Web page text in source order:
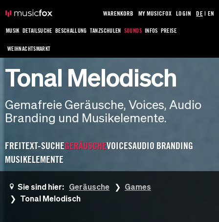
MUSIK DETAILSUCHE BESCHALLUNG TANZSCHULEN SOUNDS INFOS PREISE
WEIHNACHTSMARKT
WARENKORB MY MUSICFOX LOGIN DE| EN
Tonal Melodisch
Gemafreie Geräusche, Voices, Audio
Branding und Musikelemente.
FREITEXT-SUCHEGERÄUSCHEVOICESAUDIO BRANDING
MUSIKELEMENTE
Sie sind hier: Geräusche
Games
Tonal Melodisch